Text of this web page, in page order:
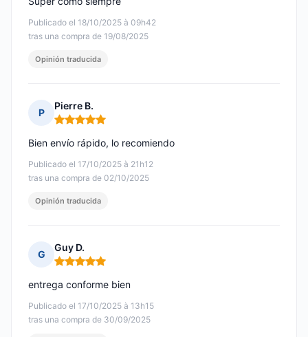
Publicado el 18/10/2025 à 09h42
tras una compra de 19/08/2025
Opinión traducida
P
Pierre B.
Nota: 5 de 5
Publicado el 17/10/2025 à 21h12
tras una compra de 02/10/2025
Bien envío rápido, lo recomiendo
Opinión traducida
G
Guy D.
Nota: 5 de 5
Publicado el 17/10/2025 à 13h15
tras una compra de 30/09/2025
entrega conforme bien